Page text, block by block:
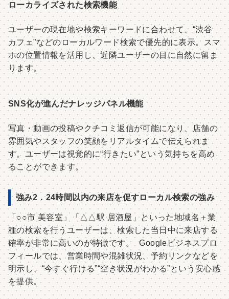
ローカライズされた検索機能
ユーザーの現在地や検索キーワードに合わせて、“渋谷
カフェ”などのローカルワード検索で優先的に表示。スマ
ホの位置情報を活用し、近隣ユーザーの目に自然に留ま
ります。
SNS化が進んだナレッジパネル機能
写真・動画の投稿やクチコミ返信が可能になり、店舗の
雰囲気やスタッフの笑顔をリアルタイムで伝えられま
す。ユーザーは視覚的に“行きたい”という気持ちを高め
ることができます。
強み2．24時間以内の来店を促すローカル検索の強み
「○○市 美容室」「△△駅 居酒屋」といった地域名＋業
種の検索を行うユーザーは、検索した当日中に来店する
確率が非常に高いのが特徴です。 Googleビジネスプロ
フィールでは、営業時間や混雑状況、予約リンクなどを
明示し、“今すぐ行ける”“空き状況がわかる”という安心感
を提供。